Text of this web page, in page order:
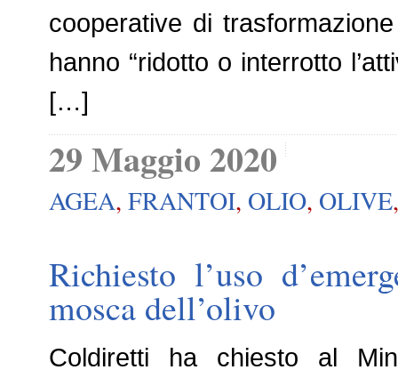
cooperative di
hanno “ridotto o interrotto
[…]
29 Maggio 2020
AGEA, FRANTOI, OLIO, OLIVE
Richiesto l’uso
mosca dell’olivo
Coldiretti ha chiesto al